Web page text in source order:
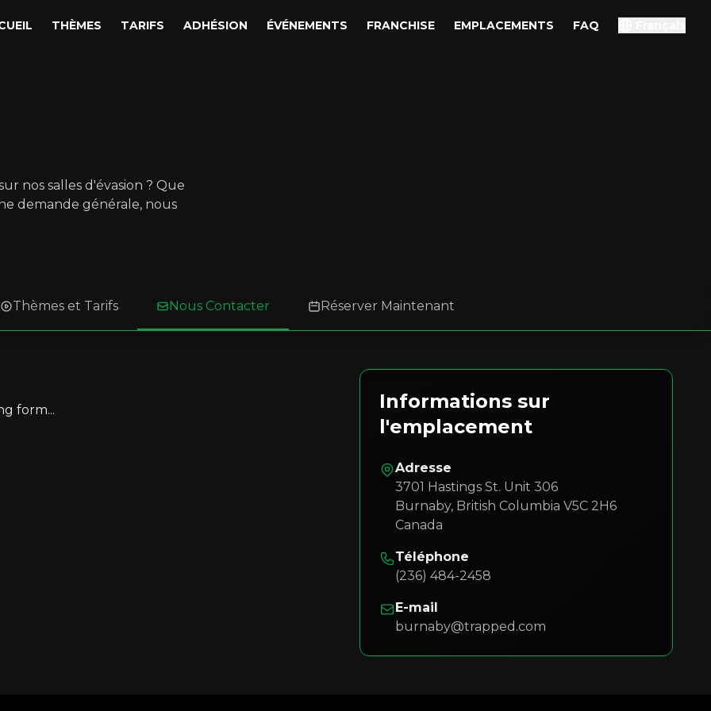
THÈMES TARIFS ADHÉSION ÉVÉNEMENTS FRANCHISE EMPLACEMENTS FAQ
nos salles d'évasion ? Que
demande générale, nous
Thèmes et Tarifs Nous Contacter Réserver Maintenant
form...
Informations sur
l'emplacement
Adresse
3701 Hastings St. Unit 306
Burnaby, British Columbia V5C 2H6
Canada
Téléphone
(236) 484-2458
E-mail
burnaby@trapped.com